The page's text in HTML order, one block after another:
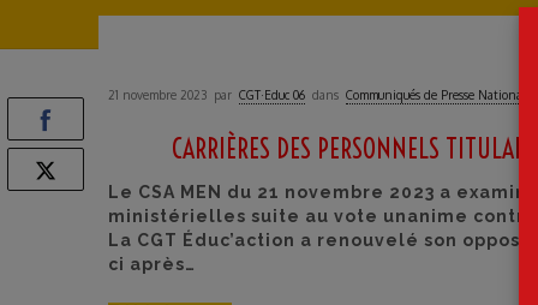
21 novembre 2023 par CGT·Educ 06 dans Communiqués de Presse National
CARRIÈRES DES PERSONNELS
Le CSA MEN du 21 novembre 2023 a
ministérielles suite au vote unanime contre
La CGT Éduc’action a renouvelé son
ci après…